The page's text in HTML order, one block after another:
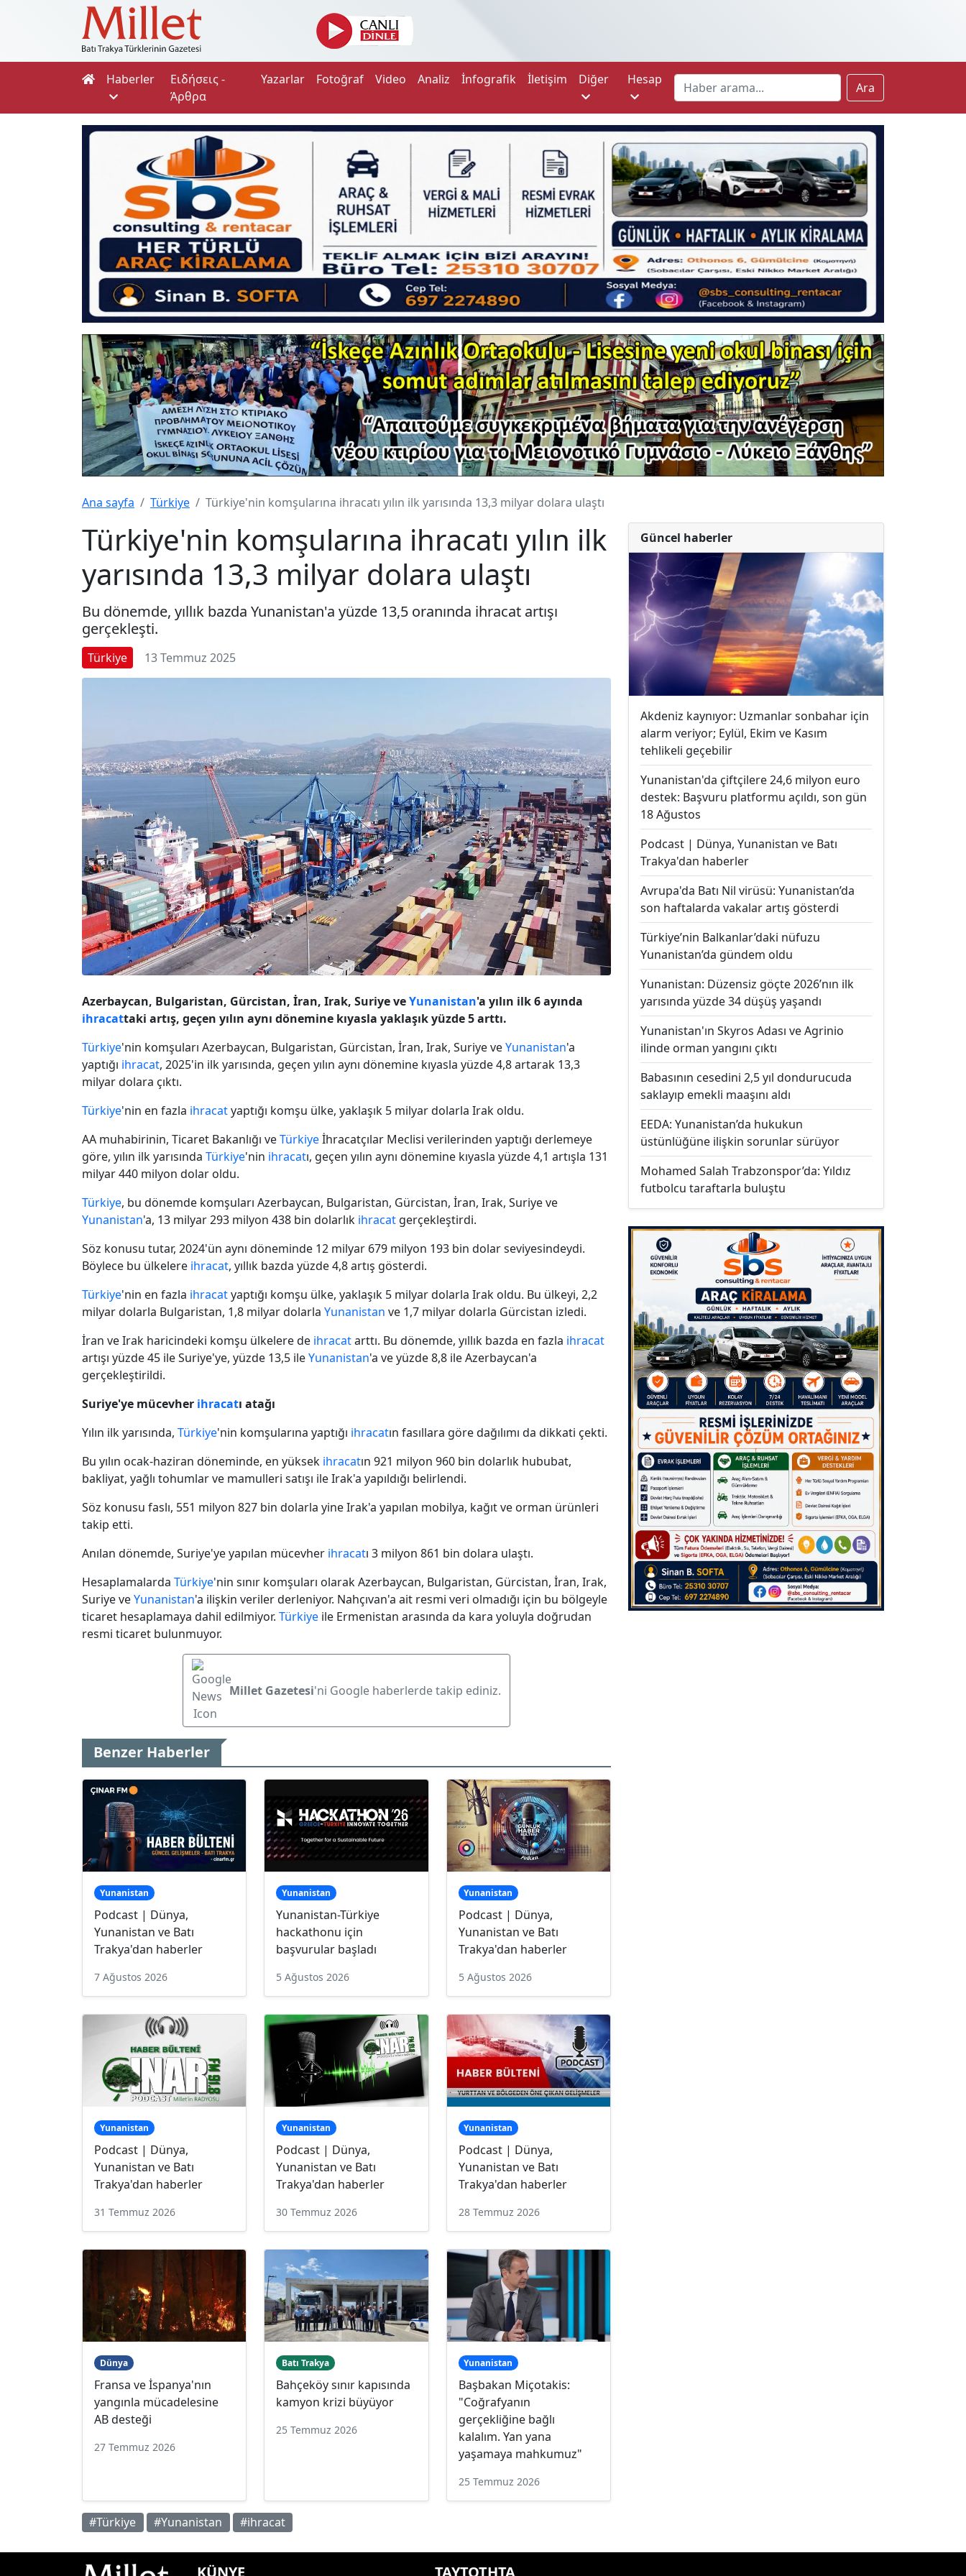
Haberler
Ειδήσεις -
Άρθρα
Yazarlar Fotoğraf Video Analiz İnfografik İletişim Diğer Hesap
Ara
Ana sayfa Türkiye Türkiye'nin komşularına ihracatı yılın ilk yarısında 13,3 milyar dolara ulaştı
Türkiye'nin komşularına ihracatı yılın ilk
yarısında 13,3 milyar dolara ulaştı
Bu dönemde, yıllık bazda Yunanistan'a yüzde 13,5 oranında ihracat artışı
gerçekleşti.
Türkiye 13 Temmuz 2025
Azerbaycan, Bulgaristan, Gürcistan, İran, Irak, Suriye veYunanistan'a yılın ilk 6 ayında
ihracattaki artış, geçen yılın aynı dönemine kıyasla yaklaşık yüzde 5 arttı.
Türkiye'nin komşuları Azerbaycan, Bulgaristan, Gürcistan, İran, Irak, Suriye veYunanistan'a
yaptığı ihracat, 2025'in ilk yarısında, geçen yılın aynı dönemine kıyasla yüzde 4,8 artarak 13,3
milyar dolara çıktı.
Türkiye'nin en fazla ihracatyaptığı komşu ülke, yaklaşık 5 milyar dolarla Irak oldu.
AA muhabirinin, Ticaret Bakanlığı veTürkiyeİhracatçılar Meclisi verilerinden yaptığı derlemeye
göre, yılın ilk yarısında Türkiye'nin ihracatı, geçen yılın aynı dönemine kıyasla yüzde 4,1 artışla 131
milyar 440 milyon dolar oldu.
Türkiye, bu dönemde komşuları Azerbaycan, Bulgaristan, Gürcistan, İran, Irak, Suriye ve
Yunanistan'a, 13 milyar 293 milyon 438 bin dolarlık ihracat gerçekleştirdi.
Söz konusu tutar, 2024'ün aynı döneminde 12 milyar 679 milyon 193 bin dolar seviyesindeydi.
Böylece bu ülkelere ihracat, yıllık bazda yüzde 4,8 artış gösterdi.
Türkiye'nin en fazla ihracatyaptığı komşu ülke, yaklaşık 5 milyar dolarla Irak oldu. Bu ülkeyi, 2,2
milyar dolarla Bulgaristan, 1,8 milyar dolarla Yunanistan ve 1,7 milyar dolarla Gürcistan izledi.
İran ve Irak haricindeki komşu ülkelere de ihracatarttı. Bu dönemde, yıllık bazda en fazla ihracat
artışı yüzde 45 ile Suriye'ye, yüzde 13,5 ileYunanistan'a ve yüzde 8,8 ile Azerbaycan'a
gerçekleştirildi.
Suriye'ye mücevher ihracatı atağı
Yılın ilk yarısında, Türkiye'nin komşularına yaptığı ihracatın fasıllara göre dağılımı da dikkati çekti.
Bu yılın ocak-haziran döneminde, en yüksek ihracatın 921 milyon 960 bin dolarlık hububat,
bakliyat, yağlı tohumlar ve mamulleri satışı ile Irak'a yapıldığı belirlendi.
Söz konusu faslı, 551 milyon 827 bin dolarla yine Irak'a yapılan mobilya, kağıt ve orman ürünleri
takip etti.
Anılan dönemde, Suriye'ye yapılan mücevher ihracatı 3 milyon 861 bin dolara ulaştı.
Hesaplamalarda Türkiye'nin sınır komşuları olarak Azerbaycan, Bulgaristan, Gürcistan, İran, Irak,
Suriye veYunanistan'a ilişkin veriler derleniyor. Nahçıvan'a ait resmi veri olmadığı için bu bölgeyle
ticaret hesaplamaya dahil edilmiyor. Türkiye ile Ermenistan arasında da kara yoluyla doğrudan
resmi ticaret bulunmuyor.
Millet Gazetesi'ni Google haberlerde takip ediniz.
Benzer Haberler
Yunanistan
Podcast | Dünya,
Yunanistan ve Batı
Trakya'dan haberler
7 Ağustos 2026
Yunanistan
Yunanistan-Türkiye
hackathonu için
başvurular başladı
5 Ağustos 2026
Yunanistan
Podcast | Dünya,
Yunanistan ve Batı
Trakya'dan haberler
5 Ağustos 2026
Yunanistan
Podcast | Dünya,
Yunanistan ve Batı
Trakya'dan haberler
31 Temmuz 2026
Yunanistan
Podcast | Dünya,
Yunanistan ve Batı
Trakya'dan haberler
30 Temmuz 2026
Yunanistan
Podcast | Dünya,
Yunanistan ve Batı
Trakya'dan haberler
28 Temmuz 2026
Dünya
Fransa ve İspanya'nın
yangınla mücadelesine
AB desteği
27 Temmuz 2026
Batı Trakya
Bahçeköy sınır kapısında
kamyon krizi büyüyor
25 Temmuz 2026
Yunanistan
Başbakan Miçotakis:
"Coğrafyanın
gerçekliğine bağlı
kalalım. Yan yana
yaşamaya mahkumuz"
25 Temmuz 2026
#Türkiye #Yunanistan #ihracat
Güncel haberler
Akdeniz kaynıyor: Uzmanlar sonbahar için
alarm veriyor; Eylül, Ekim ve Kasım
tehlikeli geçebilir
Yunanistan'da çiftçilere 24,6 milyon euro
destek: Başvuru platformu açıldı, son gün
18 Ağustos
Podcast | Dünya, Yunanistan ve Batı
Trakya'dan haberler
Avrupa'da Batı Nil virüsü: Yunanistan’da
son haftalarda vakalar artış gösterdi
Türkiye’nin Balkanlar’daki nüfuzu
Yunanistan’da gündem oldu
Yunanistan: Düzensiz göçte 2026’nın ilk
yarısında yüzde 34 düşüş yaşandı
Yunanistan'ın Skyros Adası ve Agrinio
ilinde orman yangını çıktı
Babasının cesedini 2,5 yıl dondurucuda
saklayıp emekli maaşını aldı
EEDA: Yunanistan’da hukukun
üstünlüğüne ilişkin sorunlar sürüyor
Mohamed Salah Trabzonspor’da: Yıldız
futbolcu taraftarla buluştu
KÜNYE ΤΑΥΤΟΤΗΤΑ